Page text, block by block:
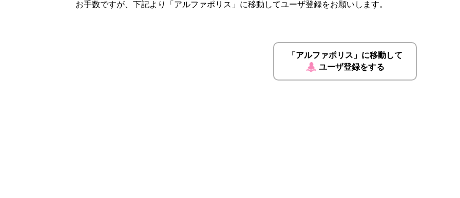
お手数ですが、下記より「アルファポリス」に移動してユーザ登録をお願いします。
「アルファポリス」に移動して
ユーザ登録をする